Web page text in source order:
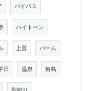
バイパス
ハイトーン
上質 バーム
日 温泉 角島